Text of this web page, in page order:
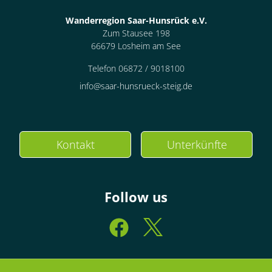
Wanderregion Saar-Hunsrück e.V.
Zum Stausee 198
66679 Losheim am See
Telefon 06872 / 9018100
info@saar-hunsrueck-steig.de
Kontakt Unterkünfte
Follow us